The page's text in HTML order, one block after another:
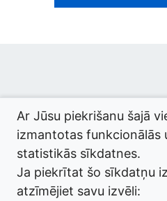
© 2026 termini.gov.lv. Izstrādātājs:
Ar Jūsu piekrišanu šajā
izmantotas funkcionālās
statistikās sīkdatnes.
Ja piekrītat šo sīkdatņu
atzīmējiet savu izvēli: